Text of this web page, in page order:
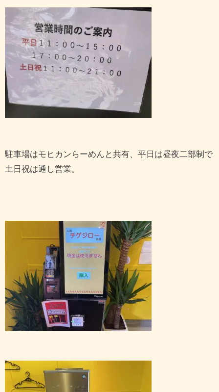
駐車場はモヒカンらーめんと共有、平日は昼夜二部制で
土日祝は通し営業。